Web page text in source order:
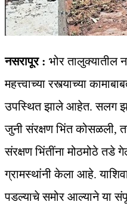
नसरापूर : भोर तालुक्यातील
महत्त्वाच्या रस्त्याच्या
उपस्थित झाले आहेत. सलग
जुनी संरक्षण भिंत कोसळली,
संरक्षण भिंतींना मोठमोठे तडे
ग्रामस्थांनी केला आहे.
पडल्याचे समोर आल्याने या